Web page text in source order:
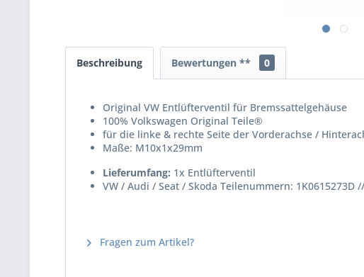
Beschreibung Bewertungen ** 0
Original VW Entlüfterventil für Bremssattelgehäuse
100% Volkswagen Original Teile®
für die linke & rechte Seite der Vorderachse /
Maße: M10x1x29mm
Lieferumfang: 1x Entlüfterventil
VW / Audi / Seat / Skoda Teilenummern: 1K0615273D
Fragen zum Artikel?